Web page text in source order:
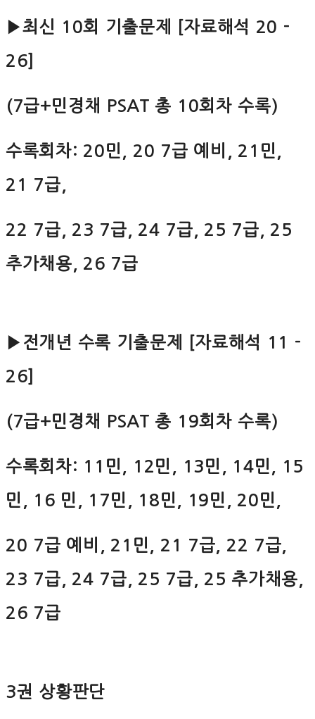
▶최신 10회 기출문제 [자료해석 20 -
26]
(7급+민경채 PSAT 총 10회차 수록)
수록회차: 20민, 20 7급 예비, 21민,
21 7급,
22 7급, 23 7급, 24 7급, 25 7급, 25
추가채용, 26 7급
▶전개년 수록 기출문제 [자료해석 11 -
26]
(7급+민경채 PSAT 총 19회차 수록)
수록회차: 11민, 12민, 13민, 14민, 15
민, 16 민, 17민, 18민, 19민, 20민,
20 7급 예비, 21민, 21 7급, 22 7급,
23 7급, 24 7급, 25 7급, 25 추가채용,
26 7급
3권 상황판단